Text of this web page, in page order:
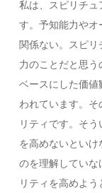
私は、スピリチュ
す。予知能力やオ
関係ない。スピ
力のことだと思
ベースにした価
われています。
リティです。そ
を高めないとい
のを理解していな
リティを高めよ